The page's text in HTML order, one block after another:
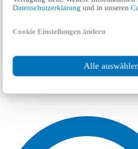
Datenschutzerklärung und in unseren
Cookie Einstellungen ändern
Alle